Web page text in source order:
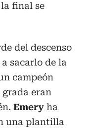
final se
del descenso
sacarlo de la
campeón
grada eran
Emery ha
una plantilla